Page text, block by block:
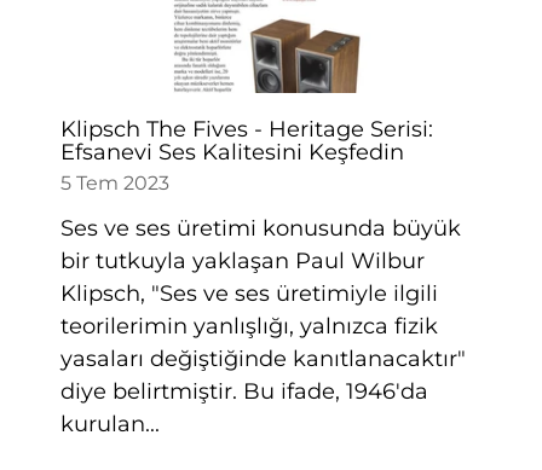
Klipsch The Fives - Heritage Serisi:
Efsanevi Ses Kalitesini Keşfedin
5 Tem 2023
Ses ve ses üretimi konusunda büyük
bir tutkuyla yaklaşan Paul Wilbur
Klipsch, "Ses ve ses üretimiyle ilgili
teorilerimin yanlışlığı, yalnızca fizik
yasaları değiştiğinde kanıtlanacaktır"
diye belirtmiştir. Bu ifade, 1946'da
kurulan...